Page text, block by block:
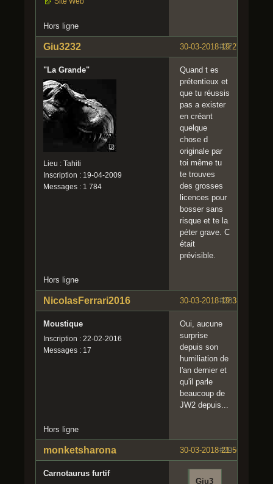
Hors ligne
#27
30-03-2018 19:27:09
Giu3232
"La Grande"
Lieu : Tahiti
Inscription : 19-04-2009
Messages : 1 784
Quand t es
prétentieux et
que tu réussis
pas a exister
en créant
quelque
chose d
originale par
toi même tu
te trouves
des grosses
licences pour
bosser sans
risque et te la
péter grave. C
était
prévisible.
Hors ligne
#28
30-03-2018 19:38:05
NicolasFerrari2016
Moustique
Inscription : 22-02-2016
Messages : 17
Oui, aucune
surprise
depuis son
humiliation de
l'an dernier et
qu'il parle
beaucoup de
JW2 depuis...
Hors ligne
#29
30-03-2018 21:56:21
monketsharona
Carnotaurus furtif
Giu3